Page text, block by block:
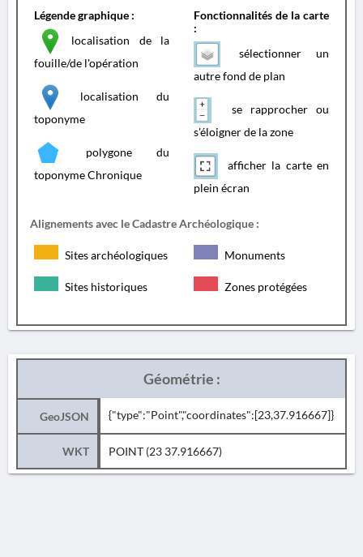
Légende graphique :
localisation de la
fouille/de l'opération
localisation du
toponyme
polygone du
toponyme Chronique
Fonctionnalités de la carte
:
sélectionner un
autre fond de plan
se rapprocher ou
s'éloigner de la zone
afficher la carte en
plein écran
Alignements avec le Cadastre Archéologique :
Sites archéologiques Monuments
Sites historiques Zones protégées
Géométrie :
GeoJSON {"type":"Point","coordinates":[23,37.916667]}
WKT POINT (23 37.916667)